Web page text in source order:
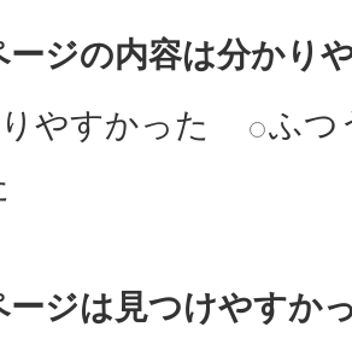
ージの内容は分かり
やすかった
ふつ
ージは見つけやすか